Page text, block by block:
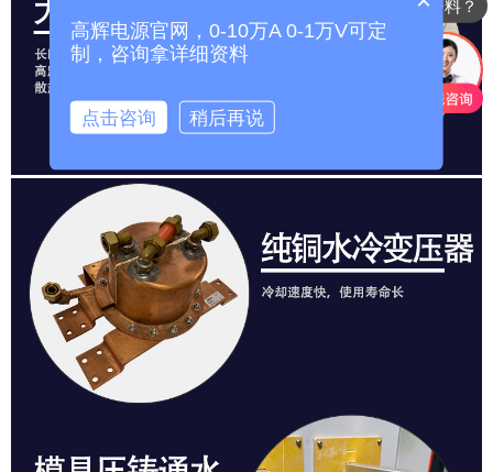
详细参数，价格？
高辉电源官网，0-10万A 0-1万V可定
制，咨询拿详细资料
点击咨询 稍后再说